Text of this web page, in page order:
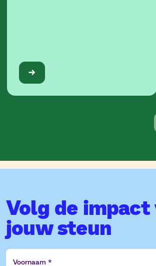
Volg de impact
jouw steun
Voornaam